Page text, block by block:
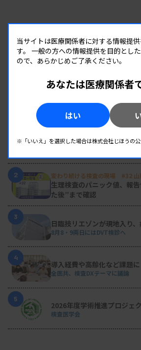
RANKING
人気の記事
新人臨床検査技師の歩き方 ［第
2 変わり続ける検査の現場 #32 山
生理検査のパニック値、報
た後”まで確認
3
日臨技リエゾンが現地入り
8月8・9両日にはDVT検診へ
4
導入経費や高齢化など課題に
全医共、検査DXテーマに議論
5
2026年度学術推進プロジェ
検査医学会
当サイトは医療関係者に対する情報提
す。 一般の方への情報提供を目的とし
ので、あらかじめご了承ください。
あなたは医療関係者
はい
※「いいえ」を選択した場合は株式会社じほうの公